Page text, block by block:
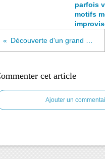
parfois
motifs
cet article
Ajouter un